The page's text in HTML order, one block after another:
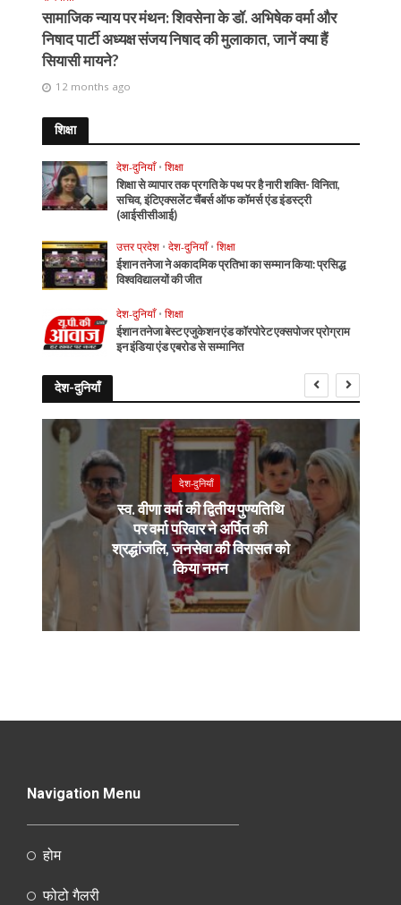
सामाजिक न्याय पर मंथन: शिवसेना के डॉ. अभिषेक वर्मा और
निषाद पार्टी अध्यक्ष संजय निषाद की मुलाकात, जानें क्या हैं
सियासी मायने?
12 months ago
शिक्षा
देश-दुनियाँ • शिक्षा
शिक्षा से व्यापार तक प्रगति के पथ पर है नारी शक्ति- विनिता,
सचिव, इंटिएक्सलेंट चैंबर्स ऑफ कॉमर्स एंड इंडस्ट्री
(आईसीसीआई)
उत्तर प्रदेश • देश-दुनियाँ • शिक्षा
ईशान तनेजा ने अकादमिक प्रतिभा का सम्मान किया: प्रसिद्ध
विश्वविद्यालयों की जीत
देश-दुनियाँ • शिक्षा
ईशान तनेजा बेस्ट एजुकेशन एंड कॉरपोरेट एक्सपोजर प्रोग्राम
इन इंडिया एंड एबरोड से सम्मानित
देश-दुनियाँ
देश-दुनियाँ
स्व. वीणा वर्मा की द्वितीय पुण्यतिथि
पर वर्मा परिवार ने अर्पित की
श्रद्धांजलि, जनसेवा की विरासत को
किया नमन
Navigation Menu
होम
फोटो गैलरी